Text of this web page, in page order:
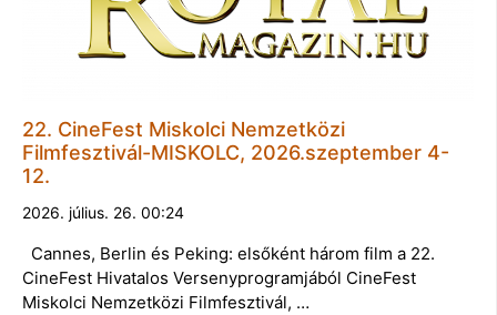
22. CineFest Miskolci Nemzetközi
Filmfesztivál-MISKOLC, 2026.szeptember 4-
12.
2026. július. 26. 00:24
Cannes, Berlin és Peking: elsőként három film a 22.
CineFest Hivatalos Versenyprogramjából CineFest
Miskolci Nemzetközi Filmfesztivál, …